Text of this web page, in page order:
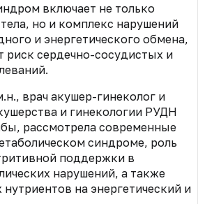
включает не только
но и комплекс нарушений
и энергетического обмена,
сердечно-сосудистых и
врач акушер-гинеколог и
и гинекологии РУДН
рассмотрела современные
синдроме, роль
поддержки в
нарушений, а также
на энергетический и